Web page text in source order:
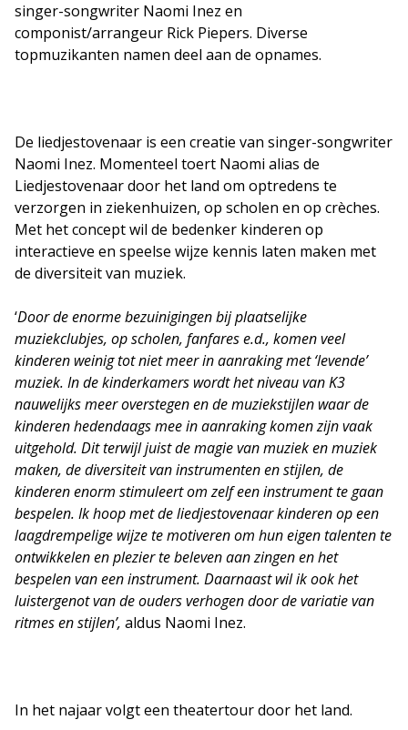
singer-songwriter Naomi Inez en
componist/arrangeur Rick Piepers. Diverse
topmuzikanten namen deel aan de opnames.
De liedjestovenaar is een creatie van singer-songwriter
Naomi Inez. Momenteel toert Naomi alias de
Liedjestovenaar door het land om optredens te
verzorgen in ziekenhuizen, op scholen en op crèches.
Met het concept wil de bedenker kinderen op
interactieve en speelse wijze kennis laten maken met
de diversiteit van muziek.
‘Door de enorme bezuinigingen bij plaatselijke
muziekclubjes, op scholen, fanfares e.d., komen veel
kinderen weinig tot niet meer in aanraking met ‘levende’
muziek. In de kinderkamers wordt het niveau van K3
nauwelijks meer overstegen en de muziekstijlen waar de
kinderen hedendaags mee in aanraking komen zijn vaak
uitgehold. Dit terwijl juist de magie van muziek en muziek
maken, de diversiteit van instrumenten en stijlen, de
kinderen enorm stimuleert om zelf een instrument te gaan
bespelen. Ik hoop met de liedjestovenaar kinderen op een
laagdrempelige wijze te motiveren om hun eigen talenten te
ontwikkelen en plezier te beleven aan zingen en het
bespelen van een instrument. Daarnaast wil ik ook het
luistergenot van de ouders verhogen door de variatie van
ritmes en stijlen’, aldus Naomi Inez.
In het najaar volgt een theatertour door het land.